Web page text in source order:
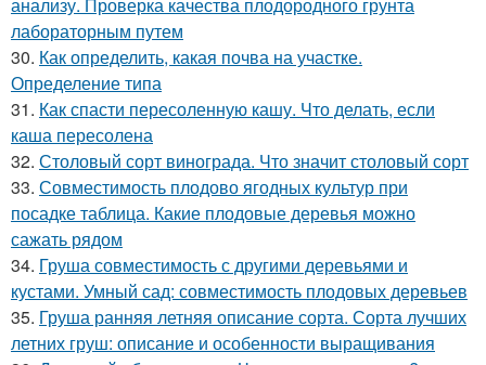
лабораторным путем
30. Как определить, какая почва на участке.
Определение типа
31. Как спасти пересоленную кашу. Что делать, если
каша пересолена
32. Столовый сорт винограда. Что значит столовый сорт
33. Совместимость плодово ягодных культур при
посадке таблица. Какие плодовые деревья можно
сажать рядом
34. Груша совместимость с другими деревьями и
кустами. Умный сад: совместимость плодовых деревьев
35. Груша ранняя летняя описание сорта. Сорта лучших
летних груш: описание и особенности выращивания